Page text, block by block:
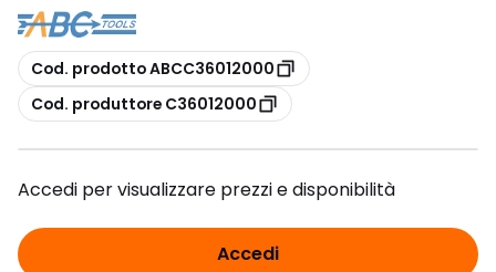
copia
Cod. prodotto ABCC36012000
copia
Cod. produttore C36012000
Accedi per visualizzare prezzi e disponibilità
Accedi